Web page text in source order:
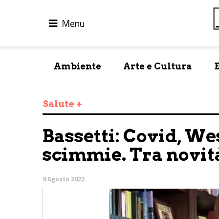
Menu
Ambiente Arte e Cultura
Salute +
Bassetti: Covid,
scimmie. Tra
9 Agosto 2022